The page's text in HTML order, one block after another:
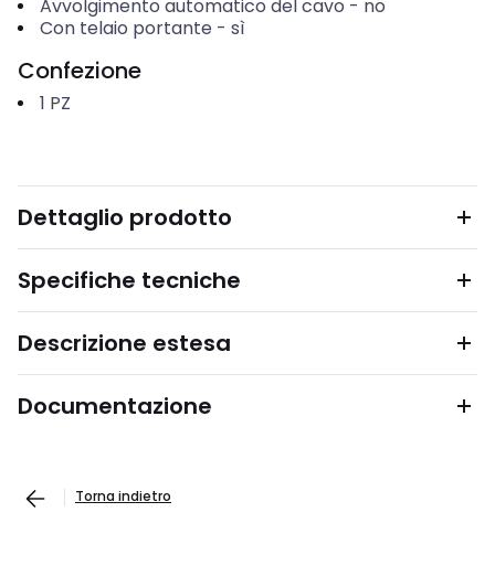
Avvolgimento automatico del cavo - no
Con telaio portante - sì
Confezione
1 PZ
Dettaglio prodotto
Specifiche tecniche
Descrizione estesa
Documentazione
Torna indietro